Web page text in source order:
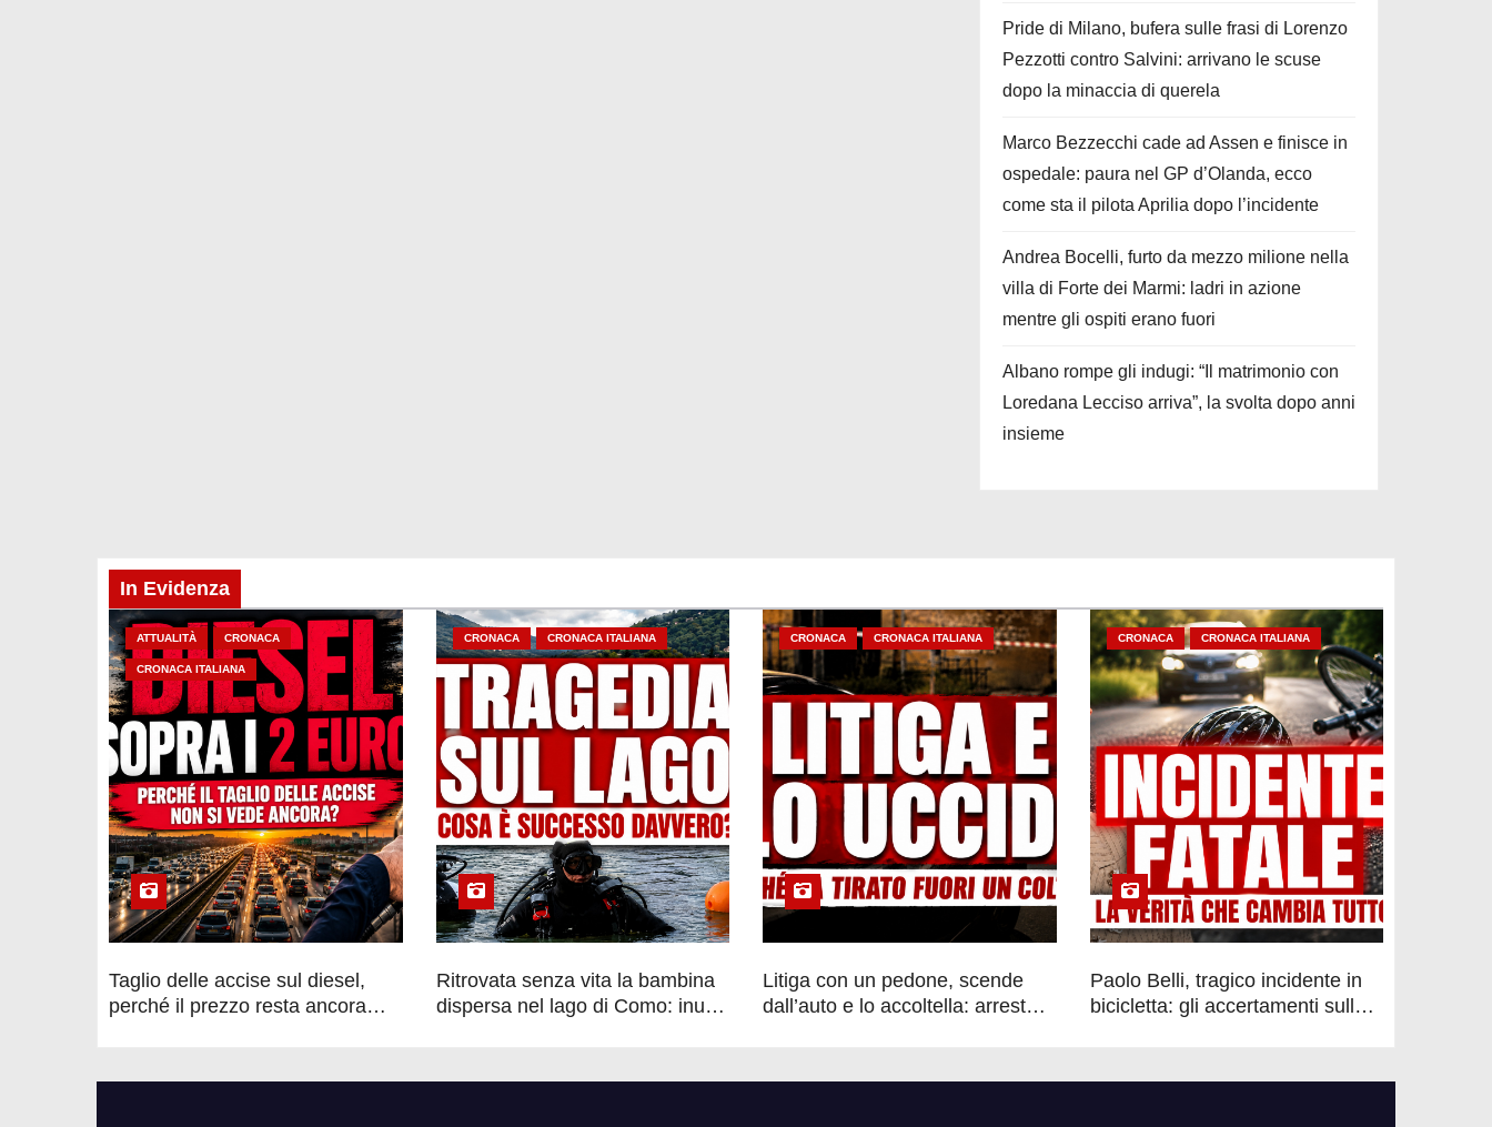
Pride di Milano, bufera sulle frasi di Lorenzo
Pezzotti contro Salvini: arrivano le scuse
dopo la minaccia di querela
Marco Bezzecchi cade ad Assen e finisce in
ospedale: paura nel GP d’Olanda, ecco
come sta il pilota Aprilia dopo l’incidente
Andrea Bocelli, furto da mezzo milione nella
villa di Forte dei Marmi: ladri in azione
mentre gli ospiti erano fuori
Albano rompe gli indugi: “Il matrimonio con
Loredana Lecciso arriva”, la svolta dopo anni
insieme
In Evidenza
ATTUALITÀ CRONACA
CRONACA ITALIANA
Taglio delle accise sul diesel,
perché il prezzo resta ancora
CRONACA CRONACA ITALIANA
Ritrovata senza vita la bambina
dispersa nel lago di Como: inutili
CRONACA CRONACA ITALIANA
Litiga con un pedone, scende
dall’auto e lo accoltella: arrestato
CRONACA CRONACA ITALIANA
Paolo Belli, tragico incidente in
bicicletta: gli accertamenti sulla